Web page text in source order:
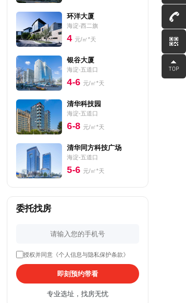
环洋大厦
海淀-西二旗
4 元/㎡*天
银谷大厦
海淀-五道口
4-6 元/㎡*天
清华科技园
海淀-五道口
6-8 元/㎡*天
清华同方科技广场
海淀-五道口
5-6 元/㎡*天
委托找房
授权并同意《个人信息与隐私保护条款》
即刻预约带看
专业选址，找房无忧